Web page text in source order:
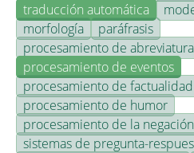
traducción automática
morfología
paráfrasis
procesamiento de
procesamiento de eventos
procesamiento de factualidad
procesamiento de humor
procesamiento de la negación
sistemas de pregunta-